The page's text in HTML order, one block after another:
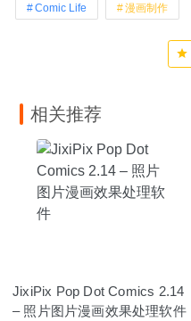
Comic Life 漫画制作
相关推荐
JixiPix Pop Dot Comics 2.14
– 照片图片漫画效果处理软件